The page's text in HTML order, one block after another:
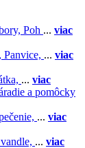
Poh ... viac
Panvice, ... viac
... viac
a pomôcky
... viac
... viac